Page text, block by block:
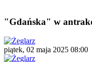
"Gdańska" w
piątek, 02 maja 2025 08:00